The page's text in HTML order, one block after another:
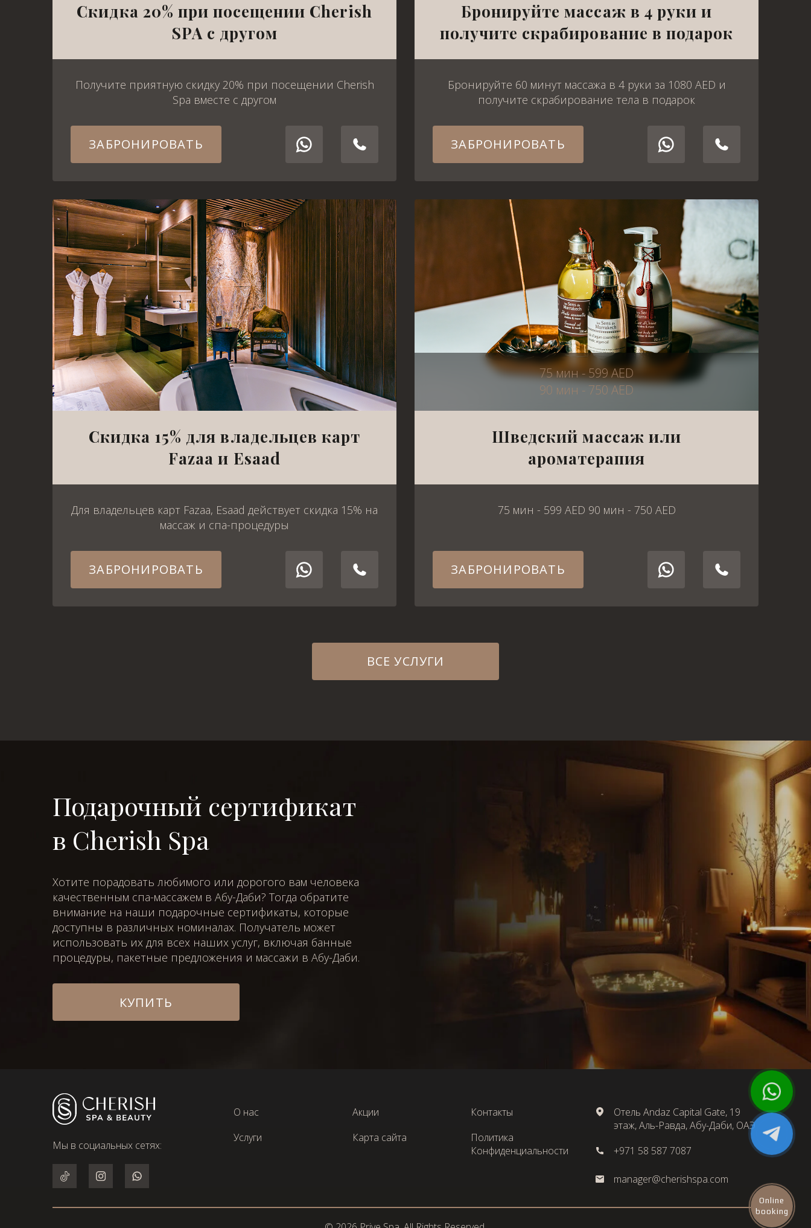
Скидка 20% при посещении Cherish
SPA с другом
Получите приятную скидку 20% при посещении Cherish
Spa вместе с другом
ЗАБРОНИРОВАТЬ
Бронируйте массаж в 4 руки и
получите скрабирование в подарок
Бронируйте 60 минут массажа в 4 руки за 1080 AED и
получите скрабирование тела в подарок
ЗАБРОНИРОВАТЬ
Скидка 15% для владельцев карт
Fazaa и Esaad
Для владельцев карт Fazaa, Esaad действует скидка 15% на
массаж и спа-процедуры
ЗАБРОНИРОВАТЬ
75 мин - 599 AED
90 мин - 750 AED
Шведский массаж или
ароматерапия
75 мин - 599 AED 90 мин - 750 AED
ЗАБРОНИРОВАТЬ
ВСЕ УСЛУГИ
Подарочный сертификат
в Cherish Spa
Хотите порадовать любимого или дорогого вам человека
качественным спа-массажем в Абу-Даби? Тогда обратите
внимание на наши подарочные сертификаты, которые
доступны в различных номиналах. Получатель может
использовать их для всех наших услуг, включая банные
процедуры, пакетные предложения и массажи в Абу-Даби.
КУПИТЬ
Мы в социальных сетях:
О нас Акции
Контакты
Услуги
Карта сайта
Политика
Конфиденциальности
Отель Andaz Capital Gate, 19
этаж, Аль-Равда, Абу-Даби, ОАЭ
+971 58 587 7087
manager@cherishspa.com
Выберите процедуру
Я принимаюПолитику конфиденциальности
ЗАБРОНИРОВАТЬ
WhatsApp Telephone
Политику конфиденциальности
ЗАБРОНИРОВАТЬ
WhatsApp
Online
booking